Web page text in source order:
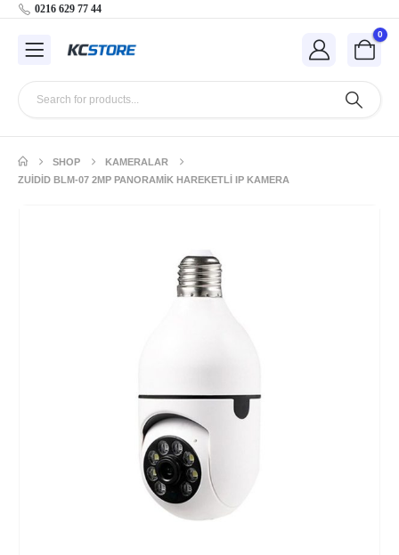
0216 629 77 44
0
SHOP
KAMERALAR
ZUIDID BLM-07 2MP PANORAMIK HAREKETLI IP KAMERA